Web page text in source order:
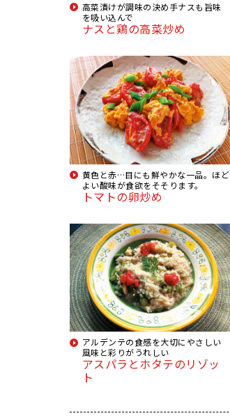
高菜漬けが調味の決め手ナスも旨味
を吸い込んで
ナスと鶏の高菜炒め
黄色と赤…目にも鮮やかな一品。ほど
よい酸味が食欲をそそります。
トマトの卵炒め
アルデンテの食感を大切にやさしい
風味と彩りがうれしい
アスパラとホタテのリゾッ
ト